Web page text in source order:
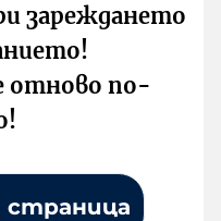
зареждането
отново по-
страница